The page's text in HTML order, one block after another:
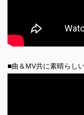
■曲＆MV共に素晴らし